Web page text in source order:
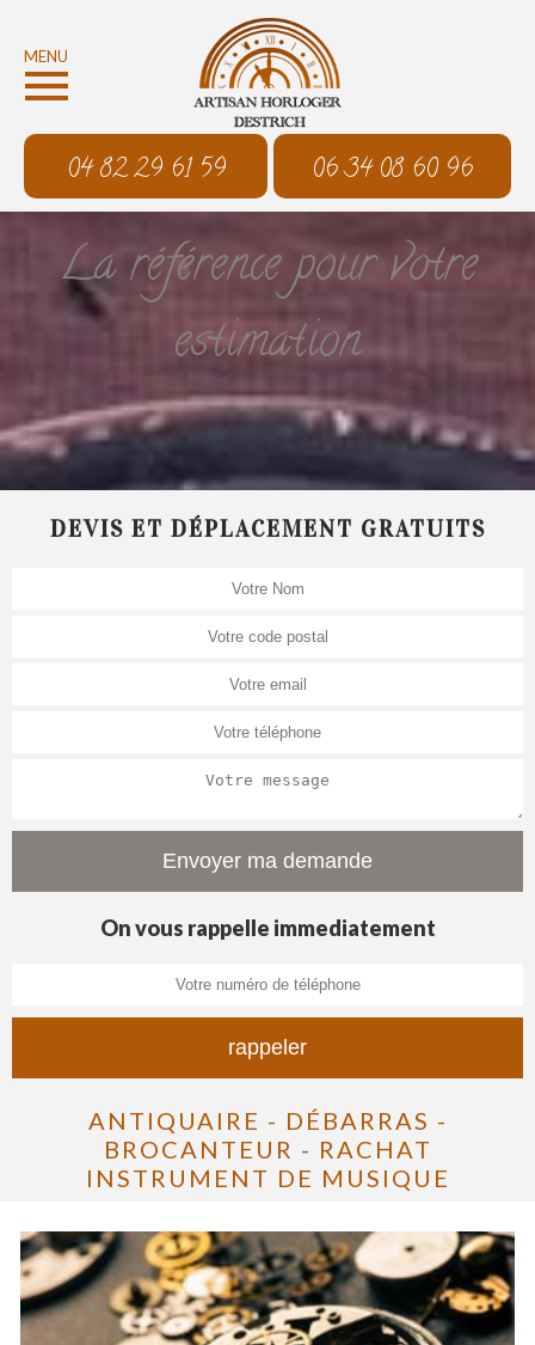
MENU
04 82 29 61 59 06 34 08 60 96
La référence pour votre
estimation
DEVIS ET DÉPLACEMENT GRATUITS
On vous rappelle immediatement
ANTIQUAIRE - DÉBARRAS -
BROCANTEUR - RACHAT
INSTRUMENT DE MUSIQUE